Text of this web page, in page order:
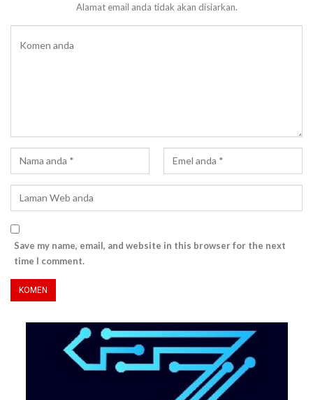
Alamat email anda tidak akan disiarkan.
Save my name, email, and website in this browser for the next
time I comment.